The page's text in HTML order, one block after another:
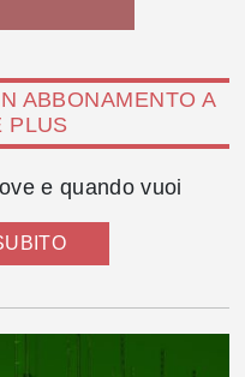
ABBONAMENTO A
PLUS
e quando vuoi